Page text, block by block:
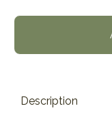
Description